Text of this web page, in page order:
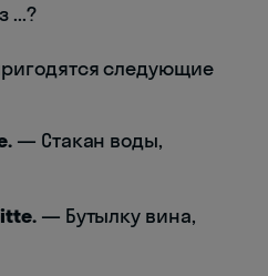
...?
следующие
— Стакан воды,
— Бутылку вина,